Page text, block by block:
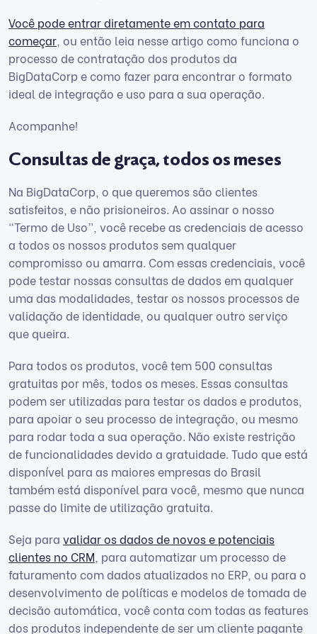
Você pode entrar diretamente em contato para
começar , ou então leia nesse artigo como funciona o
processo de contratação dos produtos da
BigDataCorp e como fazer para encontrar o formato
ideal de integração e uso para a sua operação.
Acompanhe!
Consultas de graça, todos os meses
Na BigDataCorp, o que queremos são clientes
satisfeitos, e não prisioneiros. Ao assinar o nosso
“Termo de Uso”, você recebe as credenciais de acesso
a todos os nossos produtos sem qualquer
compromisso ou amarra. Com essas credenciais, você
pode testar nossas consultas de dados em qualquer
uma das modalidades, testar os nossos processos de
validação de identidade, ou qualquer outro serviço
que queira.
Para todos os produtos, você tem 500 consultas
gratuitas por mês, todos os meses. Essas consultas
podem ser utilizadas para testar os dados e produtos,
para apoiar o seu processo de integração, ou mesmo
para rodar toda a sua operação. Não existe restrição
de funcionalidades devido a gratuidade. Tudo que está
disponível para as maiores empresas do Brasil
também está disponível para você, mesmo que nunca
passe do limite de utilização gratuita.
Seja para validar os dados de novos e potenciais
clientes no CRM , para automatizar um processo de
faturamento com dados atualizados no ERP, ou para o
desenvolvimento de políticas e modelos de tomada de
decisão automática, você conta com todas as features
dos produtos independente de ser um cliente pagante